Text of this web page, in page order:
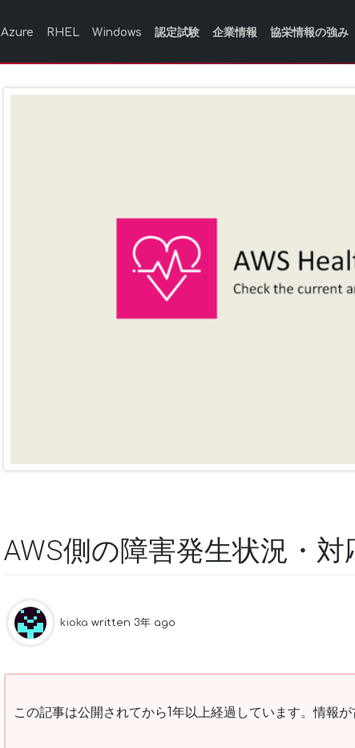
Azure RHEL Windows 認定試験 企業情報 協栄情報の強み
AWS側の障害発生状況・
kioka written 3年 ago
この記事は公開されてから1年以上経過しています。情報